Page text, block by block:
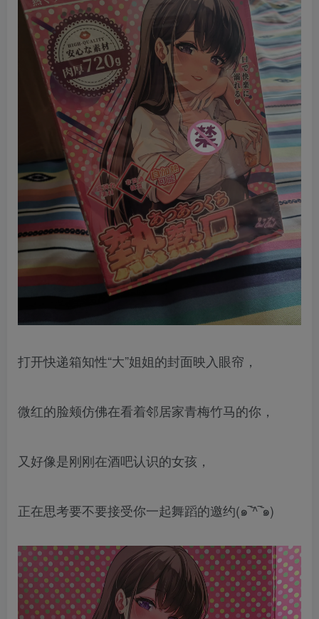
打开快递箱知性“大”姐姐的封面映入眼帘，
微红的脸颊仿佛在看着邻居家青梅竹马的你，
又好像是刚刚在酒吧认识的女孩，
正在思考要不要接受你一起舞蹈的邀约(๑‾᷅^‾᷅๑)